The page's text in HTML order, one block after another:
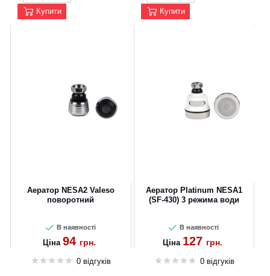
Купити Купити
Аератор NESA2 Valeso
поворотний
В наявності
Ціна 94 грн.
0 відгуків
Аератор Platinum NESA1
(SF-430) 3 режима води
В наявності
Ціна 127 грн.
0 відгуків